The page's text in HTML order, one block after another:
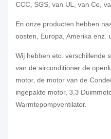
CCC, SGS, van UL, van Ce,
En onze producten hebben
oosten, Europa, Amerika enz.
Wij hebben etc. verschillende
van de airconditioner de
motor, de motor van de
ingepakte motor, 3,3
Warmtepompventilator.